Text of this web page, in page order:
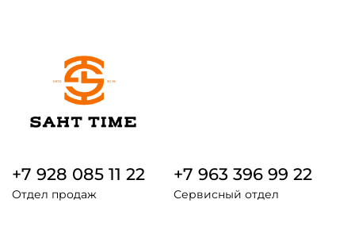
+7 928 085 11 22
Отдел продаж
+7 963 396 99 22
Сервисный отдел